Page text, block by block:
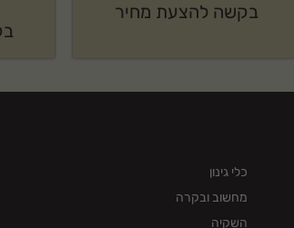
בקשה להצעת מחיר
כלי גינון
מחשוב ובקרה
השקיה